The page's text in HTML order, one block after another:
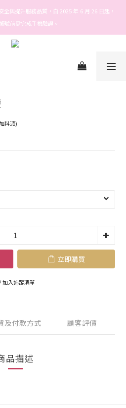
Stars house
與提升服務品質，自 2025 年 6 月 26 日起，
號前需完成手機驗證。
料派)
立即購買
加入追蹤清單
及付款方式 顧客評價
品描述